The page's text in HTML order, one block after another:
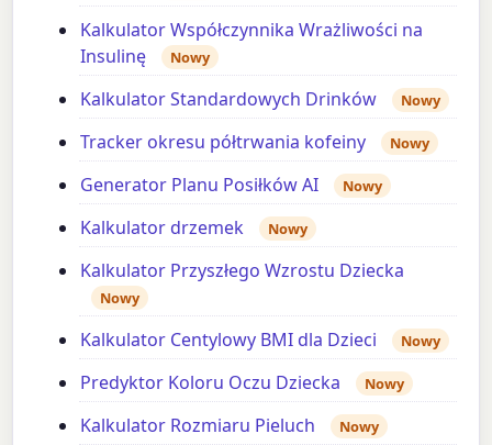
Kalkulator Współczynnika Wrażliwości na
Insulinę
Nowy
Kalkulator Standardowych Drinków Nowy
Tracker okresu półtrwania kofeiny Nowy
Generator Planu Posiłków AI Nowy
Kalkulator drzemek Nowy
Kalkulator Przyszłego Wzrostu Dziecka
Nowy
Kalkulator Centylowy BMI dla Dzieci Nowy
Predyktor Koloru Oczu Dziecka Nowy
Kalkulator Rozmiaru Pieluch Nowy